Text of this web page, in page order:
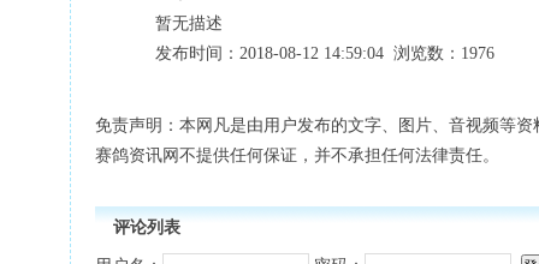
暂无描述
发布时间：2018-08-12 14:59:04 浏览数：1976
免责声明：本网凡是由用户发布的文字、图片、音视频等
赛鸽资讯网不提供任何保证，并不承担任何法律责任。
评论列表